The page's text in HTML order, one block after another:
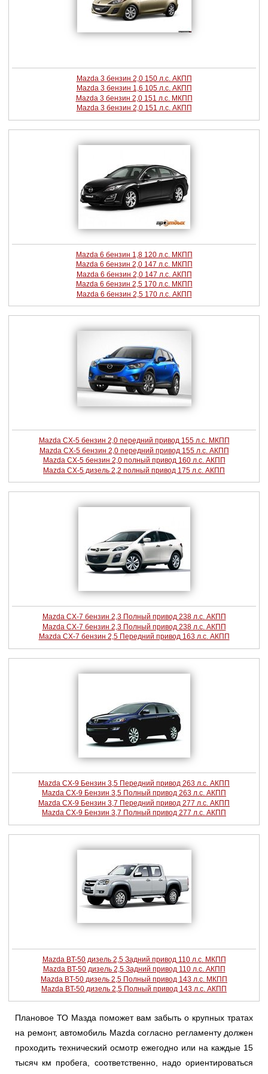
Mazda 3 бензин 2,0 150 л.с. АКПП
Mazda 3 бензин 1,6 105 л.с. АКПП
Mazda 3 бензин 2,0 151 л.с. МКПП
Mazda 3 бензин 2,0 151 л.с. АКПП
Mazda 6 бензин 1,8 120 л.с. МКПП
Mazda 6 бензин 2,0 147 л.с. МКПП
Mazda 6 бензин 2,0 147 л.с. АКПП
Mazda 6 бензин 2,5 170 л.с. МКПП
Mazda 6 бензин 2,5 170 л.с. АКПП
Mazda CX-5 бензин 2,0 передний привод 155 л.с. МКПП
Mazda CX-5 бензин 2,0 передний привод 155 л.с. АКПП
Mazda CX-5 бензин 2,0 полный привод 160 л.с. АКПП
Mazda CX-5 дизель 2,2 полный привод 175 л.с. АКПП
Mazda CX-7 бензин 2,3 Полный привод 238 л.с. АКПП
Mazda CX-7 бензин 2,3 Полный привод 238 л.с. АКПП
Mazda CX-7 бензин 2,5 Передний привод 163 л.с. АКПП
Mazda CX-9 Бензин 3,5 Передний привод 263 л.с. АКПП
Mazda CX-9 Бензин 3,5 Полный привод 263 л.с. АКПП
Mazda CX-9 Бензин 3,7 Передний привод 277 л.с. АКПП
Mazda CX-9 Бензин 3,7 Полный привод 277 л.с. АКПП
Mazda BT-50 дизель 2,5 Задний привод 110 л.с. МКПП
Mazda BT-50 дизель 2,5 Задний привод 110 л.с. АКПП
Mazda BT-50 дизель 2,5 Полный привод 143 л.с. МКПП
Mazda BT-50 дизель 2,5 Полный привод 143 л.с. АКПП
Плановое ТО Мазда поможет вам забыть о крупных тратах
на ремонт, автомобиль Mazda согласно регламенту должен
проходить технический осмотр ежегодно или на каждые 15
тысяч км пробега, соответственно, надо ориентироваться